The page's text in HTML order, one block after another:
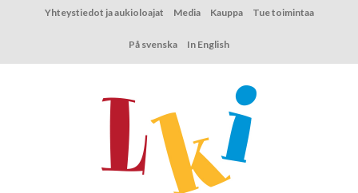
Yhteystiedot ja aukioloajat Media Kauppa Tue toimintaa
På svenska In English